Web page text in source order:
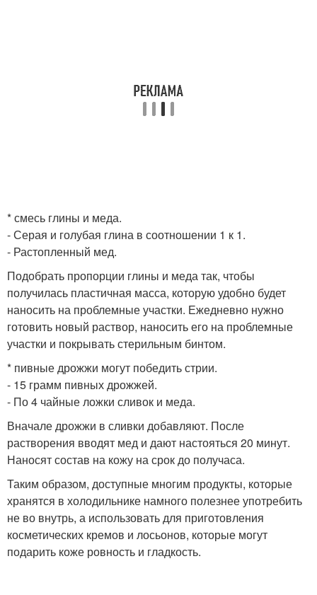
* смесь глины и меда.
- Серая и голубая глина в соотношении 1 к 1.
- Растопленный мед.
Подобрать пропорции глины и меда так, чтобы
получилась пластичная масса, которую удобно будет
наносить на проблемные участки. Ежедневно нужно
готовить новый раствор, наносить его на проблемные
участки и покрывать стерильным бинтом.
* пивные дрожжи могут победить стрии.
- 15 грамм пивных дрожжей.
- По 4 чайные ложки сливок и меда.
Вначале дрожжи в сливки добавляют. После
растворения вводят мед и дают настояться 20 минут.
Наносят состав на кожу на срок до получаса.
Таким образом, доступные многим продукты, которые
хранятся в холодильнике намного полезнее употребить
не во внутрь, а использовать для приготовления
косметических кремов и лосьонов, которые могут
подарить коже ровность и гладкость.